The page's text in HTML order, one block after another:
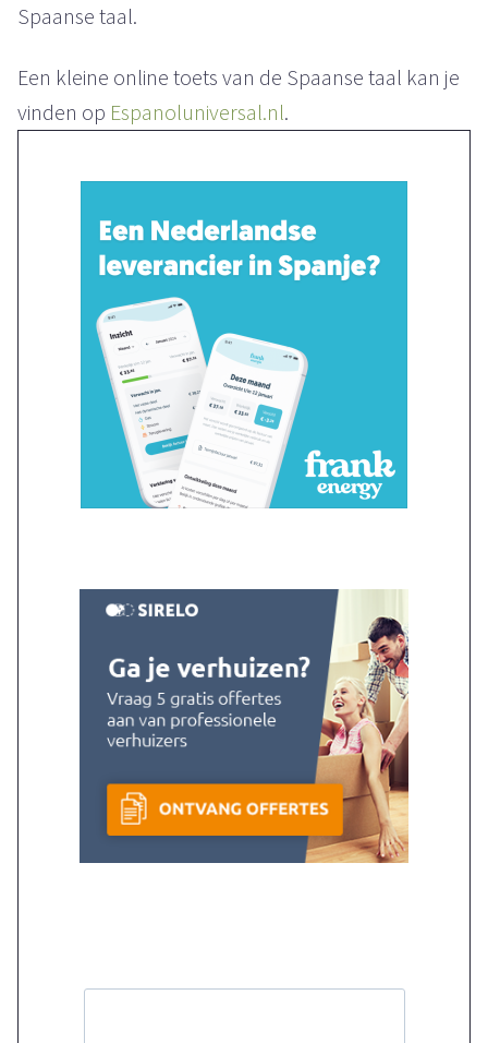
Spaanse taal.
Een kleine online toets van de Spaanse taal kan je
vinden op Espanoluniversal.nl.